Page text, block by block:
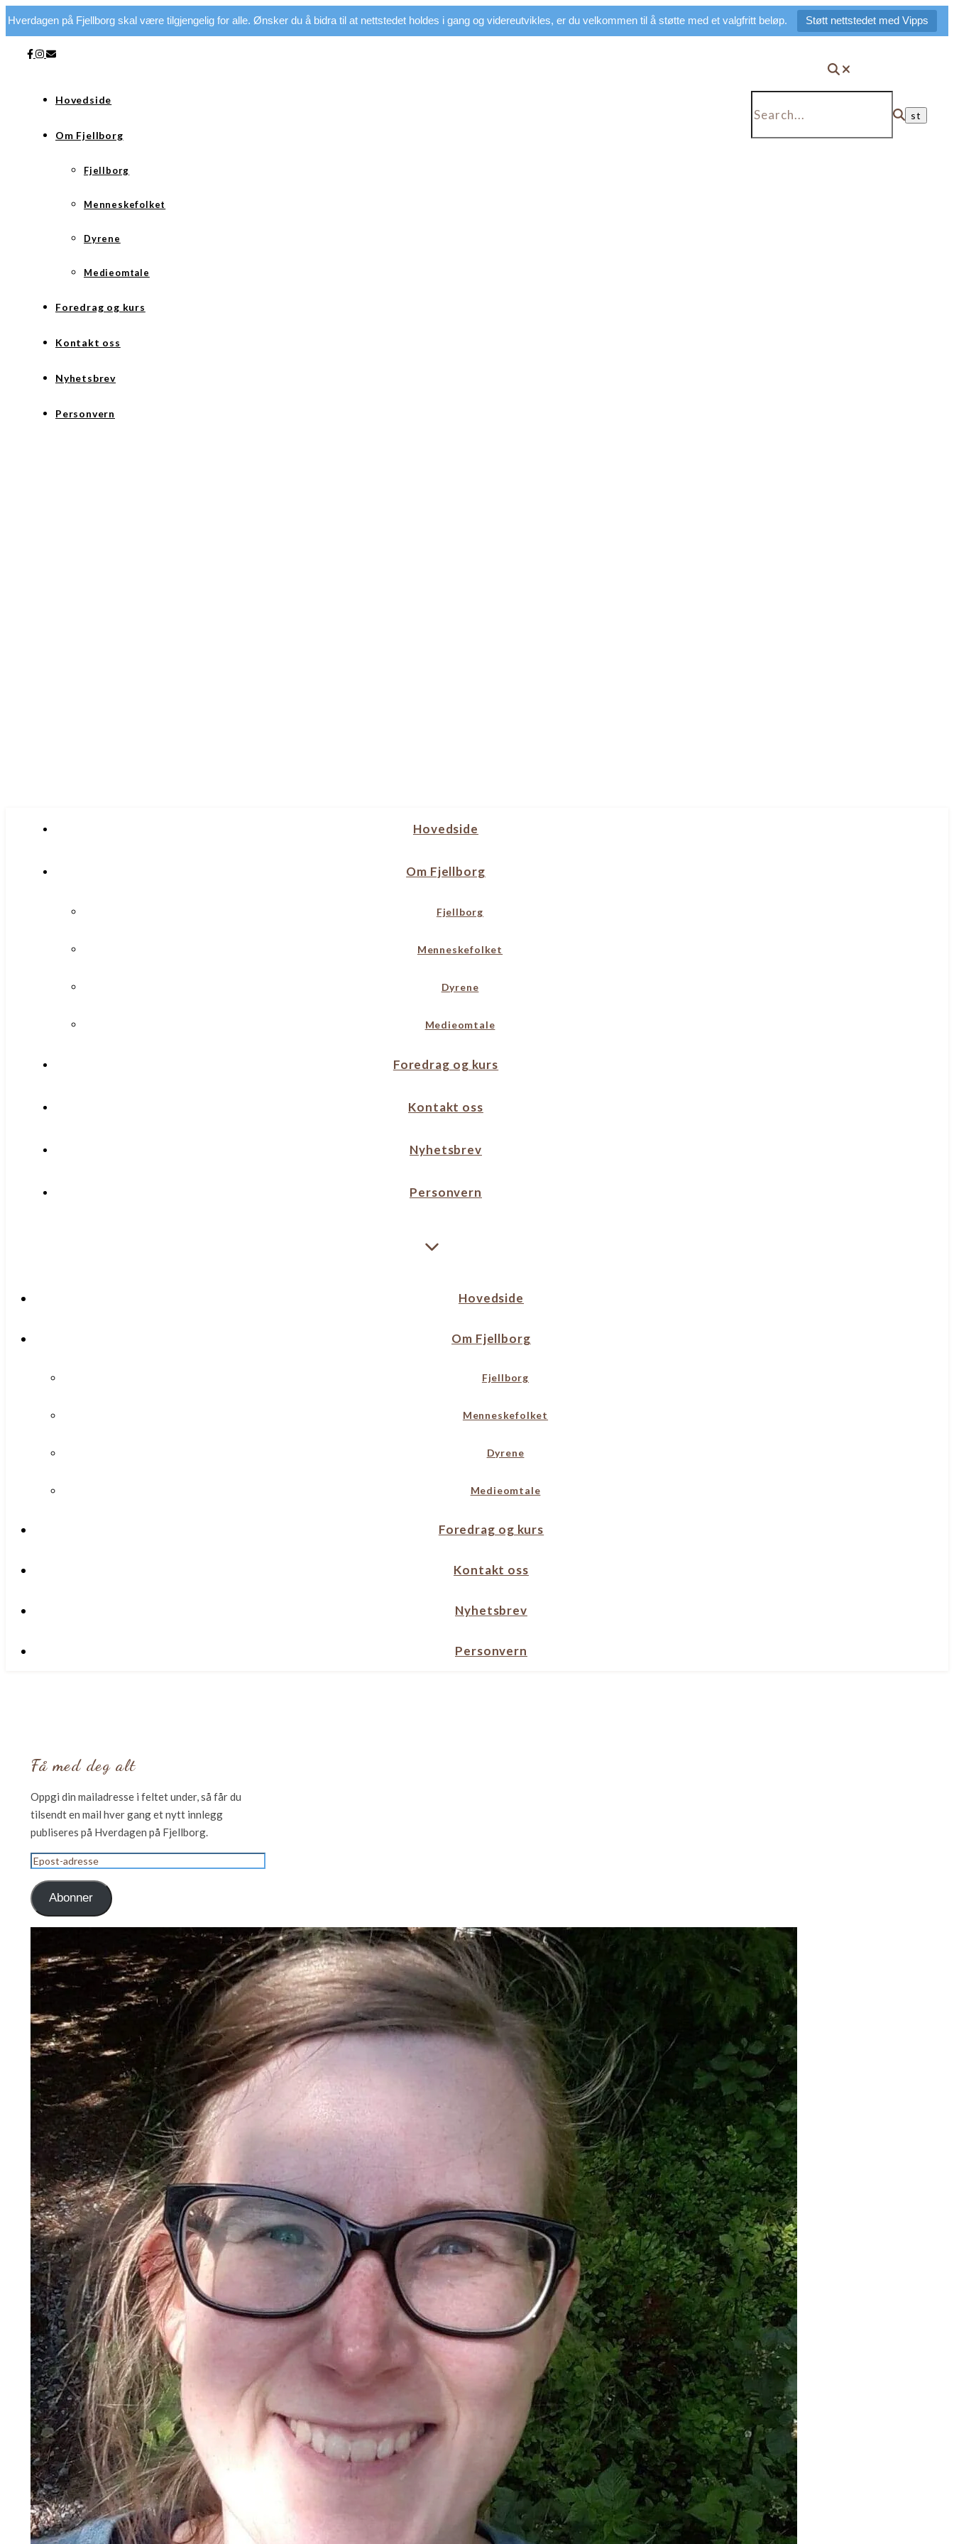
Hverdagen på Fjellborg skal være tilgjengelig for alle. Ønsker du å bidra til at nettstedet holdes i gang og videreutvikles, er du velkommen til å støtte med et valgfritt beløp. Støtt nettstedet med Vipps
Hovedside
Om Fjellborg
Fjellborg
Menneskefolket
Dyrene
Medieomtale
Foredrag og kurs
Kontakt oss
Nyhetsbrev
Personvern
Hovedside
Om Fjellborg
Fjellborg
Menneskefolket
Dyrene
Medieomtale
Foredrag og kurs
Kontakt oss
Nyhetsbrev
Personvern
Hovedside
Om Fjellborg
Fjellborg
Menneskefolket
Dyrene
Medieomtale
Foredrag og kurs
Kontakt oss
Nyhetsbrev
Personvern
Få med deg alt
Oppgi din mailadresse i feltet under, så får du
tilsendt en mail hver gang et nytt innlegg
publiseres på Hverdagen på Fjellborg.
Epost-
adresse
Abonner